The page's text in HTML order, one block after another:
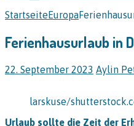
StartseiteEuropa
Ferienhausurlaub in
22. September 2023 Aylin
larskuse/
Urlaub sollte die Zeit der